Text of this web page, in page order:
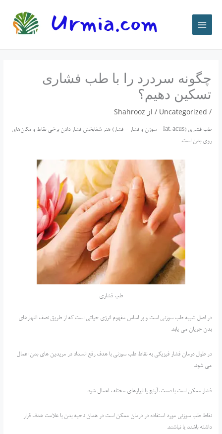
چگونه سردرد را با طب فشاری
تسکین دهیم؟
/
Uncategorized / از Shahrooz
طب فشاری (lat. acus – سوزن و فشار – فشار) هنر شفابخش فشار دادن برخی نقاط و مکان‌های
روی بدن است.
طب فشارى
در اصل شبیه طب سوزنی است و بر اساس مفهوم انرژی حیاتی است که از طریق نصف النهارهای
بدن جریان می یابد.
در طول درمان فشار فیزیکی به نقاط طب سوزنی با هدف رفع انسداد در مریدین های بدن اعمال
می شود.
فشار ممکن است با دست، آرنج یا ابزارهای مختلف اعمال شود.
نقاط طب سوزنی مورد استفاده در درمان ممکن است در همان ناحیه بدن با علامت هدف قرار
داشته باشند یا نباشند.